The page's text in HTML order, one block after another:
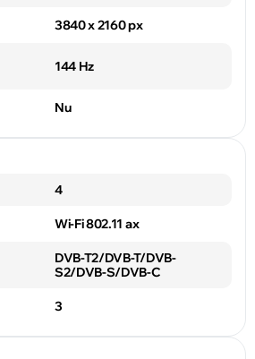
3840 x 2160 px
144 Hz
Nu
4
Wi-Fi 802.11 ax
DVB-T2/DVB-T/DVB-
S2/DVB-S/DVB-C
3